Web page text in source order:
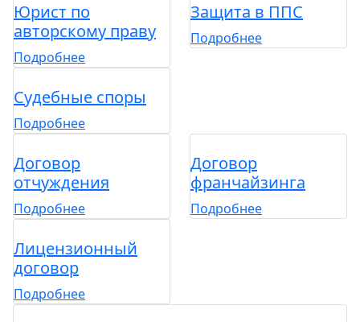
Юрист по
авторскому праву
Подробнее
Защита в ППС
Подробнее
Судебные споры
Подробнее
Договор
отчуждения
Подробнее
Договор
франчайзинга
Подробнее
Лицензионный
договор
Подробнее